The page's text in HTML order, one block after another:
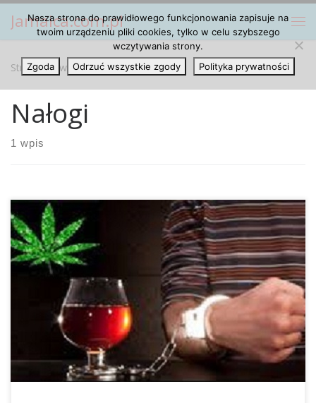
Przejdź do treści
Jamaica.com.pl
Strona główna » Nałogi
Nałogi
1 wpis
Zgodnie z teraźniejszymi szacunkami w naszym kraju na
pierwszym miejscu listy chorób nałogowych ze względu na
uzależnienie widnieje uzależnienie od alkoholu, na drugim
miejscu widnieją uzależnieni od tytoniu oraz leków.
Cannabis może pomóc w walce z nałogami od tych
substancji, ponieważ zmniejsza on fizyczne objawy
odwykowe w trakcie terapii i […]
Nasza strona do prawidłowego funkcjonowania zapisuje na
twoim urządzeniu pliki cookies, tylko w celu szybszego
wczytywania strony.
Zgoda
Odrzuć wszystkie zgody Polityka prywatności